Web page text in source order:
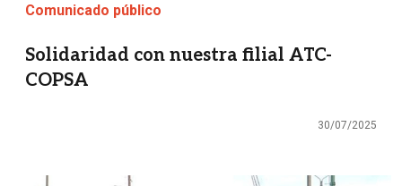
Comunicado público
Solidaridad con nuestra filial ATC-
COPSA
30/07/2025